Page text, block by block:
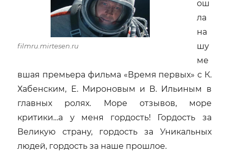
filmru.mirtesen.ru
ош
ла
на
шу
ме
вшая премьера фильма «Время первых» с К.
Хабенским, Е. Мироновым и В. Ильиным в
главных ролях. Море отзывов, море
критики…а у меня гордость! Гордость за
Великую страну, гордость за Уникальных
людей, гордость за наше прошлое.